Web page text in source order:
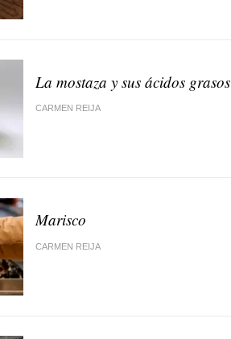
La mostaza y sus ácidos grasos
CARMEN REIJA
Marisco
CARMEN REIJA